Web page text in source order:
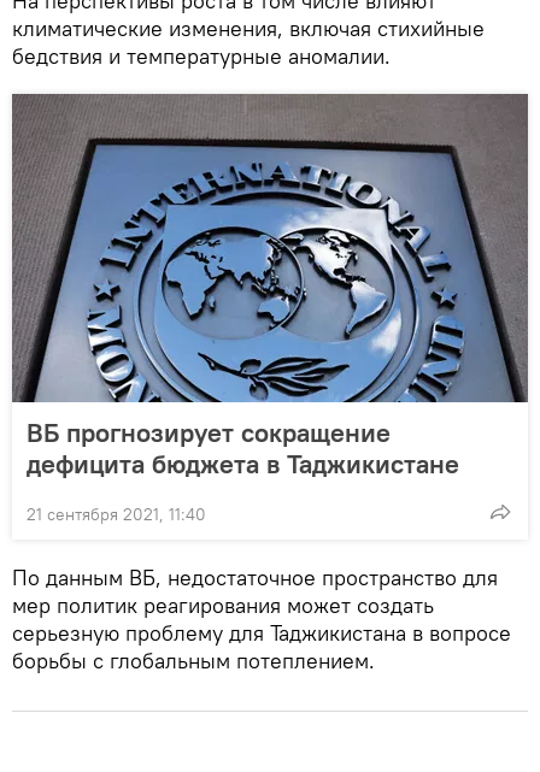
климатические изменения, включая стихийные
бедствия и температурные аномалии.
ВБ прогнозирует сокращение
дефицита бюджета в Таджикистане
21 сентября 2021, 11:40
По данным ВБ, недостаточное пространство для
мер политик реагирования может создать
серьезную проблему для Таджикистана в вопросе
борьбы с глобальным потеплением.